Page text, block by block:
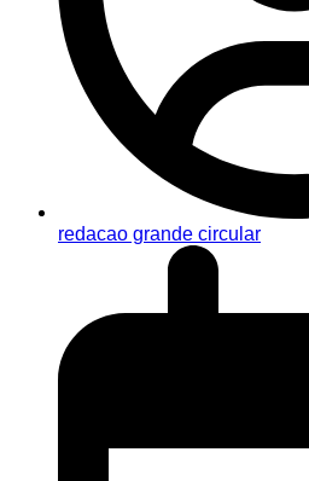
redacao grande circular